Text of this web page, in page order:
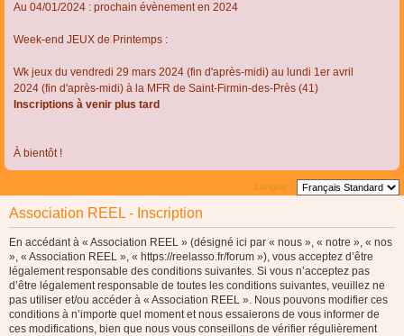
Au 04/01/2024 : prochain évènement en 2024
Week-end JEUX de Printemps :
Wk jeux du vendredi 29 mars 2024 (fin d'après-midi) au lundi 1er avril
2024 (fin d'après-midi) à la MFR de Saint-Firmin-des-Près (41)
Inscriptions à venir plus tard
À bientôt !
Langue :
Association REEL - Inscription
En accédant à « Association REEL » (désigné ici par « nous », « notre », « nos
», « Association REEL », « https://reelasso.fr/forum »), vous acceptez d’être
légalement responsable des conditions suivantes. Si vous n’acceptez pas
d’être légalement responsable de toutes les conditions suivantes, veuillez ne
pas utiliser et/ou accéder à « Association REEL ». Nous pouvons modifier ces
conditions à n’importe quel moment et nous essaierons de vous informer de
ces modifications, bien que nous vous conseillons de vérifier régulièrement